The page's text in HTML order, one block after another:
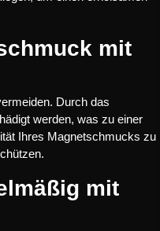
mit
Durch das
werden, was zu einer
Ihres Magnetschmucks zu
mit